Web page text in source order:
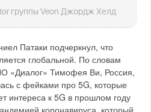
группы Veon Джордж Хелд
Патаки подчеркнул, что
глобальной. По словам
«Диалог» Тимофея Ви, Россия,
с фейками про 5G, которые
интереса к 5G в прошлом году